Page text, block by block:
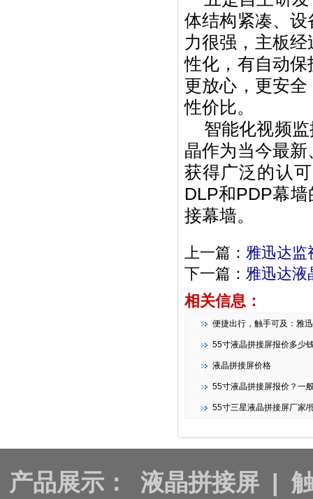
体结构紧凑、
力很强，主板
性化，有自动
更放心，更安
性价比。
智能化视频监
晶作为当今最
获得广泛的认
DLP和PDP幕
接幕墙。
上一篇： 雅迅达监
下一篇： 雅迅达液
相关信息：
便捷出行，触手可及：雅迅达智能条形
55寸液晶拼接屏报价多少
液晶拼接屏价格
55寸液晶拼接屏报价？一
55寸三星液晶拼接屏厂家/
产品展示： 液晶拼接屏 |